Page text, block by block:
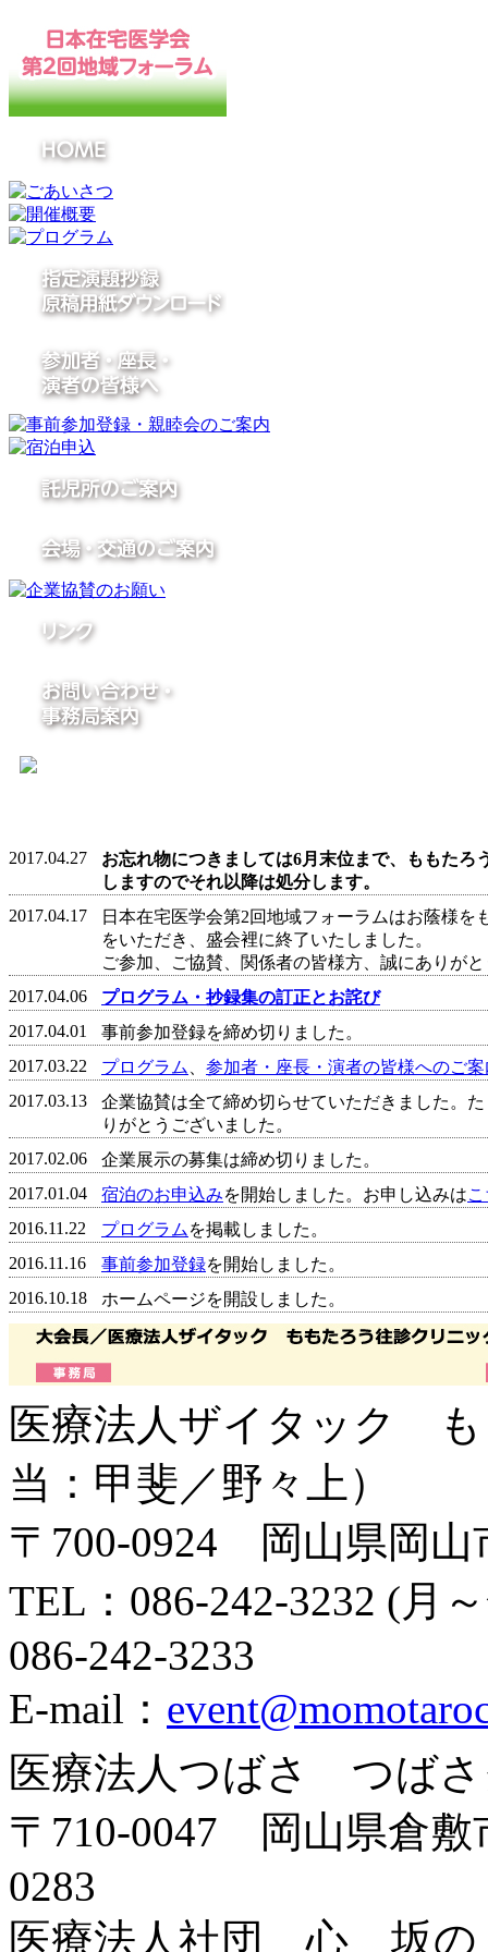
2017.04.27
お忘れ物につきましては6月末位まで、ももたろ
しますのでそれ以降は処分します。
2017.04.17
日本在宅医学会第2回地域フォーラムはお蔭様を
をいただき、盛会裡に終了いたしました。
ご参加、ご協賛、関係者の皆様方、誠にありが
2017.04.06
プログラム・抄録集の訂正とお詫び
2017.04.01
事前参加登録を締め切りました。
2017.03.22
プログラム
参加者・座長・演者の皆様へのご案
2017.03.13
企業協賛は全て締め切らせていただきました。
りがとうございました。
2017.02.06
企業展示の募集は締め切りました。
2017.01.04
宿泊のお申込みを開始しました。お申し込みは
2016.11.22
プログラム を掲載しました。
2016.11.16
事前参加登録を開始しました。
2016.10.18
ホームページを開設しました。
医療法人ザイタック
当：甲斐／野々上）
〒700-0924 岡山県岡
TEL：086-242-3232 (月
086-242-3233
E-mail：
医療法人つばさ つばさ
〒710-0047 岡山県倉
0283
医療法人社団 心 坂の